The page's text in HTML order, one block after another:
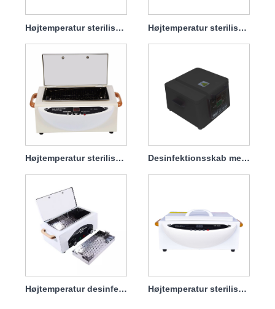
Højtemperatur sterilisator desinfektionsskabsmaskine til Salon 600w Højtemperatur sterilisator desinfektionsskab til tandklinik 300w
Højtemperatur sterilisator desinfektionsskabsmaskine til hjemmebrug 100w Desinfektionsskab med stor kapacitet
Højtemperatur desinfektionsskab Højtemperatur steriliseringsskab